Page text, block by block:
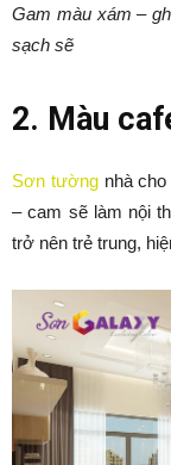
Gam màu xám –
sạch sẽ
2. Màu
Sơn tườngnhà cho
– cam sẽ làm nội
trở nên trẻ trung,